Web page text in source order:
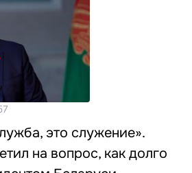
это служение».
на вопрос, как долго